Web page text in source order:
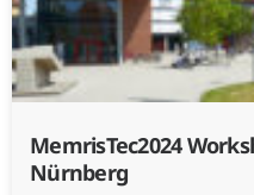
MemrisTec2024
Nürnberg